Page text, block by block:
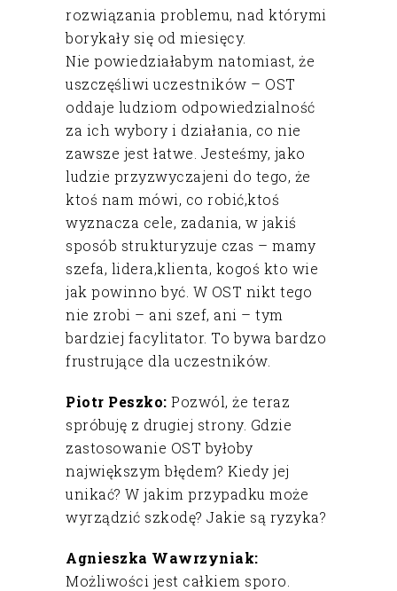
rozwiązania problemu, nad którymi
borykały się od miesięcy.
Nie powiedziałabym natomiast, że
uszczęśliwi uczestników – OST
oddaje ludziom odpowiedzialność
za ich wybory i działania, co nie
zawsze jest łatwe. Jesteśmy, jako
ludzie przyzwyczajeni do tego, że
ktoś nam mówi, co robić,ktoś
wyznacza cele, zadania, w jakiś
sposób strukturyzuje czas – mamy
szefa, lidera,klienta, kogoś kto wie
jak powinno być. W OST nikt tego
nie zrobi – ani szef, ani – tym
bardziej facylitator. To bywa bardzo
frustrujące dla uczestników.
Piotr Peszko: Pozwól, że teraz
spróbuję z drugiej strony. Gdzie
zastosowanie OST byłoby
największym błędem? Kiedy jej
unikać? W jakim przypadku może
wyrządzić szkodę? Jakie są ryzyka?
Agnieszka Wawrzyniak:
Możliwości jest całkiem sporo.